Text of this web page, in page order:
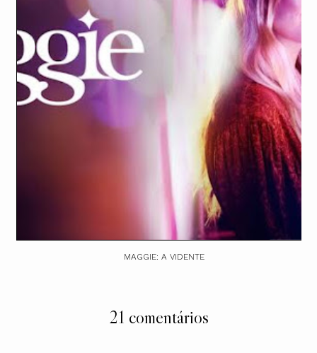
MAGGIE: A VIDENTE
21 comentários